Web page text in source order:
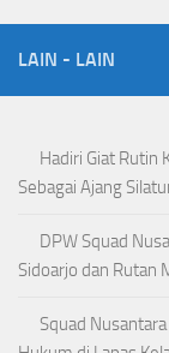
LAIN - LAIN
Hadiri Giat Rutin
Sebagai Ajang
DPW Squad
Sidoarjo dan Rutan
Squad